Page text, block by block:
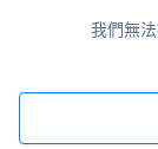
我們無